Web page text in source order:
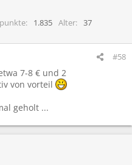
1.835 Alter
37
#58
7-8 € und 2
von vorteil
geholt ...